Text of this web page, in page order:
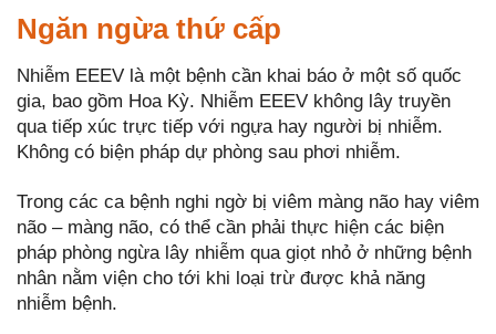
Ngăn ngừa thứ cấp
Nhiễm EEEV là một bệnh cần khai báo ở một số quốc
gia, bao gồm Hoa Kỳ. Nhiễm EEEV không lây truyền
qua tiếp xúc trực tiếp với ngựa hay người bị nhiễm.
Không có biện pháp dự phòng sau phơi nhiễm.
Trong các ca bệnh nghi ngờ bị viêm màng não hay viêm
não – màng não, có thể cần phải thực hiện các biện
pháp phòng ngừa lây nhiễm qua giọt nhỏ ở những bệnh
nhân nằm viện cho tới khi loại trừ được khả năng
nhiễm bệnh.